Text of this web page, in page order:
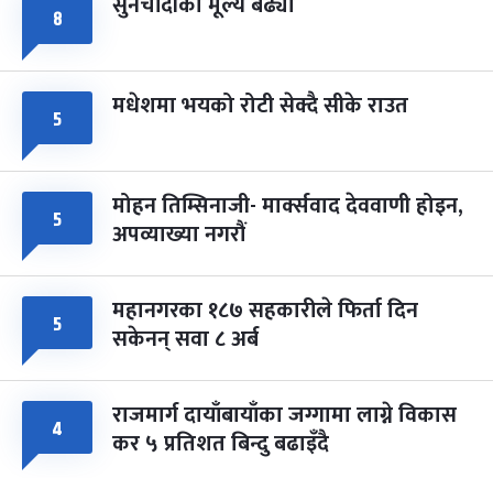
८
५ मधेशमा भयको रोटी सेक्दै सीके राउत
५ मोहन तिम्सिनाजी- मार्क्सवाद देववाणी होइन,
अपव्याख्या नगरौं
५ महानगरका १८७ सहकारीले फिर्ता दिन
सकेनन् सवा ८ अर्ब
४ राजमार्ग दायाँबायाँका जग्गामा लाग्ने विकास
कर ५ प्रतिशत बिन्दु बढाइँदै